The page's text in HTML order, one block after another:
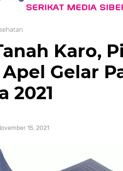
Karo,
Gelar
2021
15, 2021